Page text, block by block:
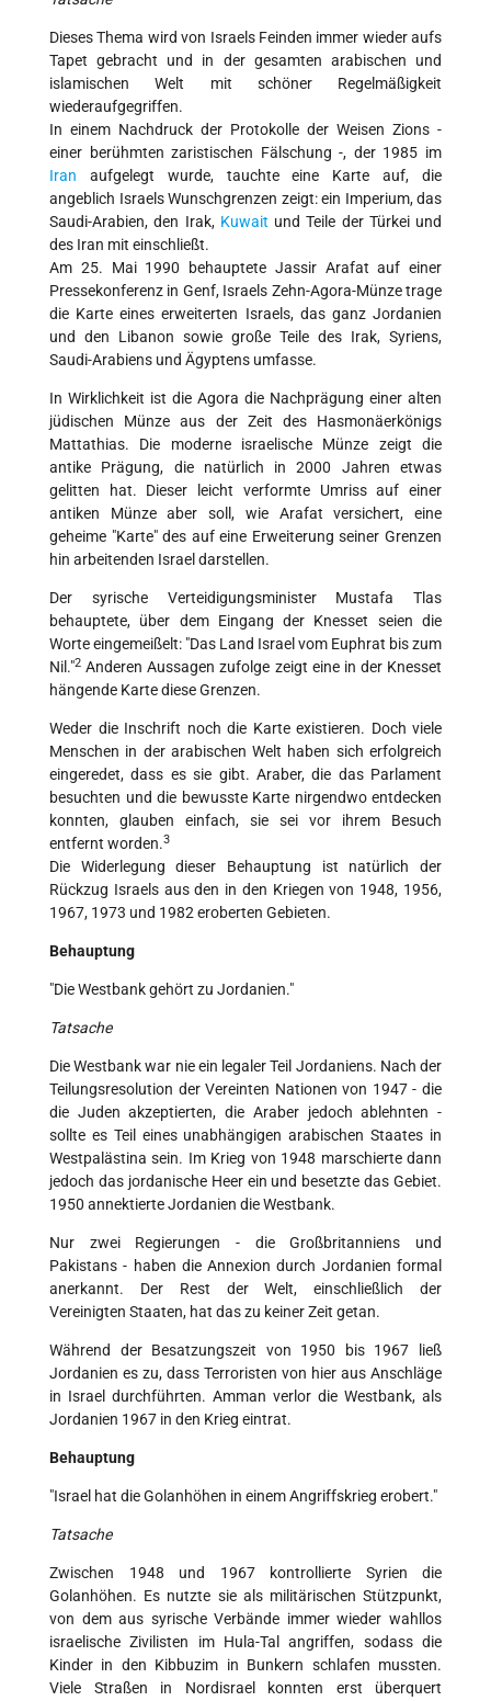
Dieses Thema wird von Israels Feinden immer wieder aufs
Tapet gebracht und in der gesamten arabischen und
islamischen Welt mit schöner Regelmäßigkeit
wiederaufgegriffen.
In einem Nachdruck der Protokolle der Weisen Zions -
einer berühmten zaristischen Fälschung -, der 1985 im
Iran aufgelegt wurde, tauchte eine Karte auf, die
angeblich Israels Wunschgrenzen zeigt: ein Imperium, das
Saudi-Arabien, den Irak, Kuwait und Teile der Türkei und
des Iran mit einschließt.
Am 25. Mai 1990 behauptete Jassir Arafat auf einer
Pressekonferenz in Genf, Israels Zehn-Agora-Münze trage
die Karte eines erweiterten Israels, das ganz Jordanien
und den Libanon sowie große Teile des Irak, Syriens,
Saudi-Arabiens und Ägyptens umfasse.
In Wirklichkeit ist die Agora die Nachprägung einer alten
jüdischen Münze aus der Zeit des Hasmonäerkönigs
Mattathias. Die moderne israelische Münze zeigt die
antike Prägung, die natürlich in 2000 Jahren etwas
gelitten hat. Dieser leicht verformte Umriss auf einer
antiken Münze aber soll, wie Arafat versichert, eine
geheime "Karte" des auf eine Erweiterung seiner Grenzen
hin arbeitenden Israel darstellen.
Der syrische Verteidigungsminister Mustafa Tlas
behauptete, über dem Eingang der Knesset seien die
Worte eingemeißelt: "Das Land Israel vom Euphrat bis zum
Nil."2 Anderen Aussagen zufolge zeigt eine in der Knesset
hängende Karte diese Grenzen.
Weder die Inschrift noch die Karte existieren. Doch viele
Menschen in der arabischen Welt haben sich erfolgreich
eingeredet, dass es sie gibt. Araber, die das Parlament
besuchten und die bewusste Karte nirgendwo entdecken
konnten, glauben einfach, sie sei vor ihrem Besuch
entfernt worden.3
Die Widerlegung dieser Behauptung ist natürlich der
Rückzug Israels aus den in den Kriegen von 1948, 1956,
1967, 1973 und 1982 eroberten Gebieten.
Behauptung
"Die Westbank gehört zu Jordanien."
Tatsache
Die Westbank war nie ein legaler Teil Jordaniens. Nach der
Teilungsresolution der Vereinten Nationen von 1947 - die
die Juden akzeptierten, die Araber jedoch ablehnten -
sollte es Teil eines unabhängigen arabischen Staates in
Westpalästina sein. Im Krieg von 1948 marschierte dann
jedoch das jordanische Heer ein und besetzte das Gebiet.
1950 annektierte Jordanien die Westbank.
Nur zwei Regierungen - die Großbritanniens und
Pakistans - haben die Annexion durch Jordanien formal
anerkannt. Der Rest der Welt, einschließlich der
Vereinigten Staaten, hat das zu keiner Zeit getan.
Während der Besatzungszeit von 1950 bis 1967 ließ
Jordanien es zu, dass Terroristen von hier aus Anschläge
in Israel durchführten. Amman verlor die Westbank, als
Jordanien 1967 in den Krieg eintrat.
Behauptung
"Israel hat die Golanhöhen in einem Angriffskrieg erobert."
Tatsache
Zwischen 1948 und 1967 kontrollierte Syrien die
Golanhöhen. Es nutzte sie als militärischen Stützpunkt,
von dem aus syrische Verbände immer wieder wahllos
israelische Zivilisten im Hula-Tal angriffen, sodass die
Kinder in den Kibbuzim in Bunkern schlafen mussten.
Viele Straßen in Nordisrael konnten erst überquert